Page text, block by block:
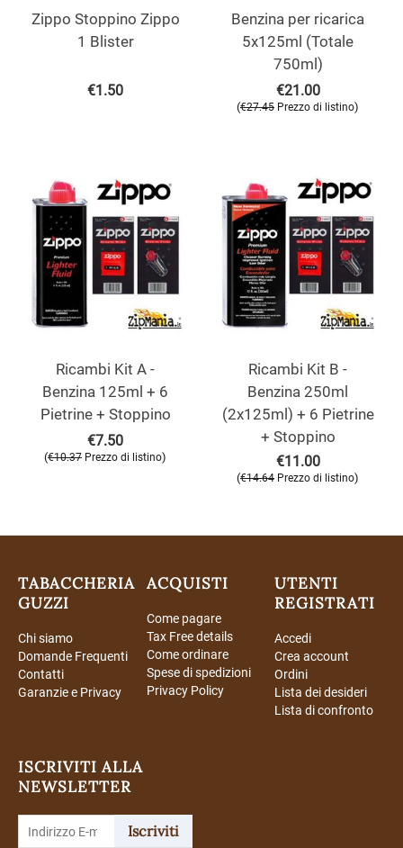
Zippo Stoppino Zippo
1 Blister
€1.50
Benzina per ricarica
5x125ml (Totale
750ml)
€21.00
(€27.45 Prezzo di listino)
Ricambi Kit A -
Benzina 125ml + 6
Pietrine + Stoppino
€7.50
(€10.37 Prezzo di listino)
Ricambi Kit B -
Benzina 250ml
(2x125ml) + 6 Pietrine
+ Stoppino
€11.00
(€14.64 Prezzo di listino)
TABACCHERIA
GUZZI
Chi siamo
Domande Frequenti
Contatti
Garanzie e Privacy
ACQUISTI
Come pagare
Tax Free details
Come ordinare
Spese di spedizioni
Privacy Policy
UTENTI
REGISTRATI
Accedi
Crea account
Ordini
Lista dei desideri
Lista di confronto
ISCRIVITI ALLA
NEWSLETTER
Iscriviti